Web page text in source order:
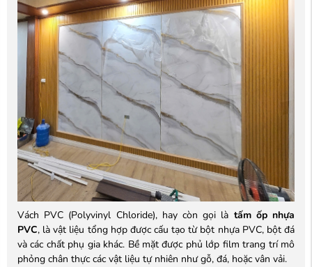
Vách PVC (Polyvinyl Chloride), hay còn gọi là tấm ốp nhựa
PVC, là vật liệu tổng hợp được cấu tạo từ bột nhựa PVC, bột đá
và các chất phụ gia khác. Bề mặt được phủ lớp film trang trí mô
phỏng chân thực các vật liệu tự nhiên như gỗ, đá, hoặc vân vải.